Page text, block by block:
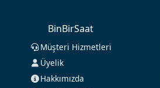
BinBirSaat
Müşteri Hizmetleri
Üyelik
Hakkımızda